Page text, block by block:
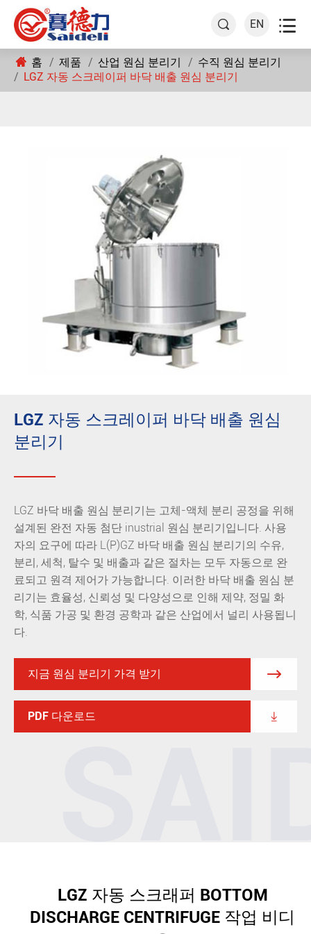
 EN 
홈 제품 산업 원심 분리기
수직 원심 분리기
LGZ 자동 스크레이퍼 바닥 배출 원심 분리기
LGZ 자동 스크레이퍼 바닥 배출 원심
분리기
LGZ 바닥 배출 원심 분리기는 고체-액체 분리 공정을 위해
설계된 완전 자동 첨단 inustrial 원심 분리기입니다. 사용
자의 요구에 따라 L(P)GZ 바닥 배출 원심 분리기의 수유,
분리, 세척, 탈수 및 배출과 같은 절차는 모두 자동으로 완
료되고 원격 제어가 가능합니다. 이러한 바닥 배출 원심 분
리기는 효율성, 신뢰성 및 다양성으로 인해 제약, 정밀 화
학, 식품 가공 및 환경 공학과 같은 산업에서 널리 사용됩니
다.
지금 원심 분리기 가격 받기 
PDF 다운로드 
LGZ 자동 스크래퍼 BOTTOM
DISCHARGE CENTRIFUGE 작업 비디